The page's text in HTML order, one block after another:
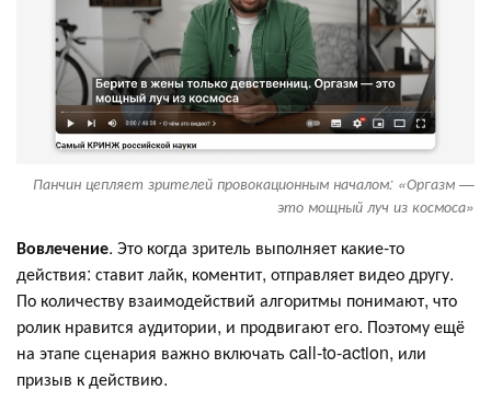
Панчин цепляет зрителей провокационным началом: «Оргазм —
это мощный луч из космоса»
Вовлечение. Это когда зритель выполняет какие-то
действия: ставит лайк, коментит, отправляет видео другу.
По количеству взаимодействий алгоритмы понимают, что
ролик нравится аудитории, и продвигают его. Поэтому ещё
на этапе сценария важно включать call-to-action, или
призыв к действию.